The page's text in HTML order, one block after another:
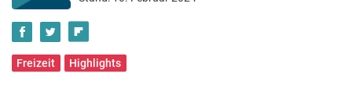
Freizeit Highlights